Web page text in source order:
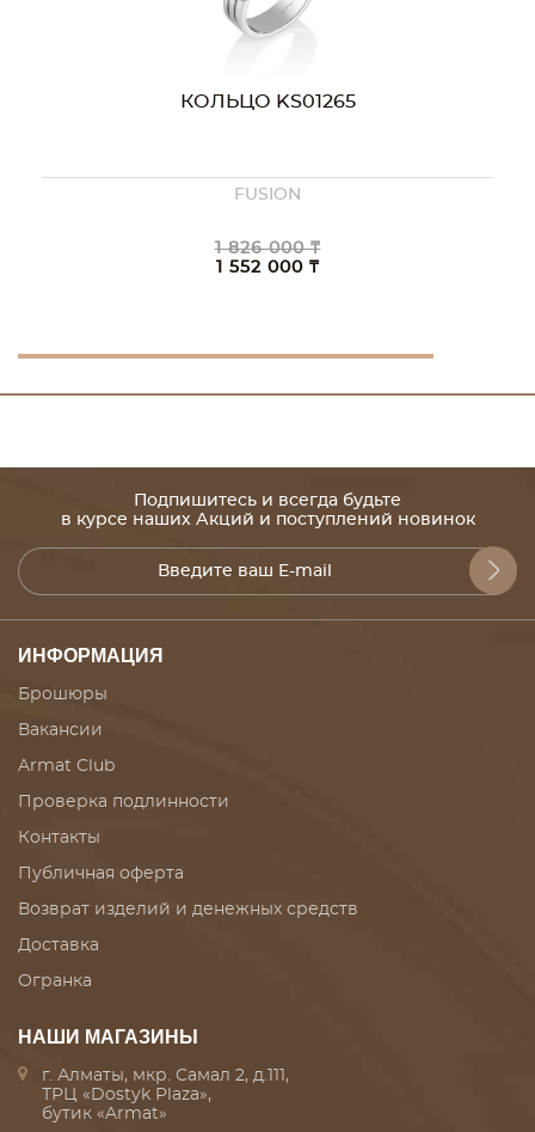
КОЛЬЦО KS01265
FUSION
1 826 000 ₸
1 552 000 ₸
Подпишитесь и всегда будьте
в курсе наших Акций и поступлений новинок
ИНФОРМАЦИЯ
Брошюры
Вакансии
Armat Club
Проверка подлинности
Контакты
Публичная оферта
Возврат изделий и денежных средств
Доставка
Огранка
НАШИ МАГАЗИНЫ
г. Алматы, мкр. Самал 2, д.111,
ТРЦ «Dostyk Plaza»,
бутик «Armat»